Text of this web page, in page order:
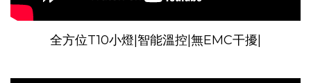
全方位T10小燈|智能溫控|無EMC干擾|